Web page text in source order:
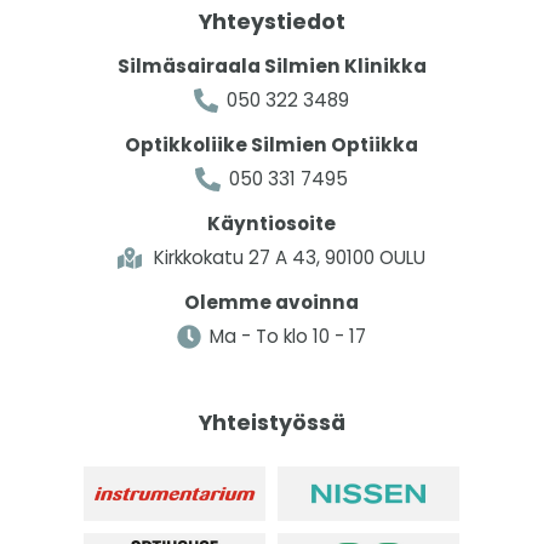
Yhteystiedot
Silmäsairaala Silmien Klinikka
050 322 3489
Optikkoliike Silmien Optiikka
050 331 7495
Käyntiosoite
Kirkkokatu 27 A 43, 90100 OULU
Olemme avoinna
Ma - To klo 10 - 17
Yhteistyössä